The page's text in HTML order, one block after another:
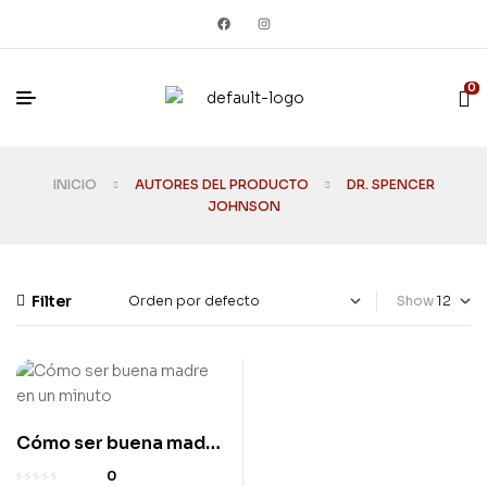
0
INICIO AUTORES DEL PRODUCTO
DR. SPENCER
JOHNSON
Filter Show
Usado
Cómo ser buena madre
en un minuto
0